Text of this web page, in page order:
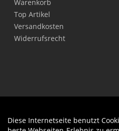
Warenkorb
Top Artikel
Versandkosten
Widerrufsrecht
Diese Internetseite benutzt